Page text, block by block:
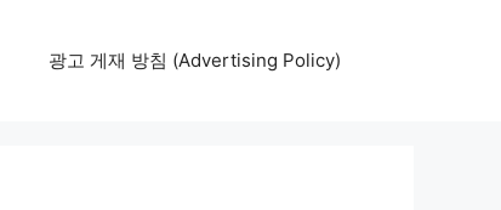
광고 게재 방침 (Advertising Policy)